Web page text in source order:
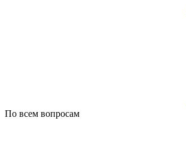
По всем вопросам